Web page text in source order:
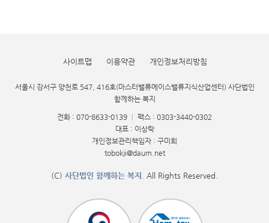
사이트맵 이용약관 개인정보처리방침
서울시 강서구 양천로 547, 416호(마스터밸류에이스밸류지식산업센터) 사단법인
함께하는 복지
전화 : 070-8633-0139
팩스 : 0303-3440-0302
대표 : 이상락
개인정보관리책임자 : 구미희
tobokji@daum.net
(C) 사단법인 함께하는 복지 . All Rights Reserved.